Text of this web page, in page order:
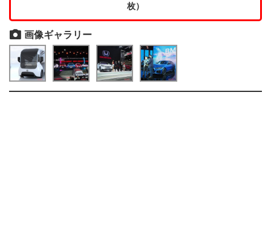
枚）
画像ギャラリー